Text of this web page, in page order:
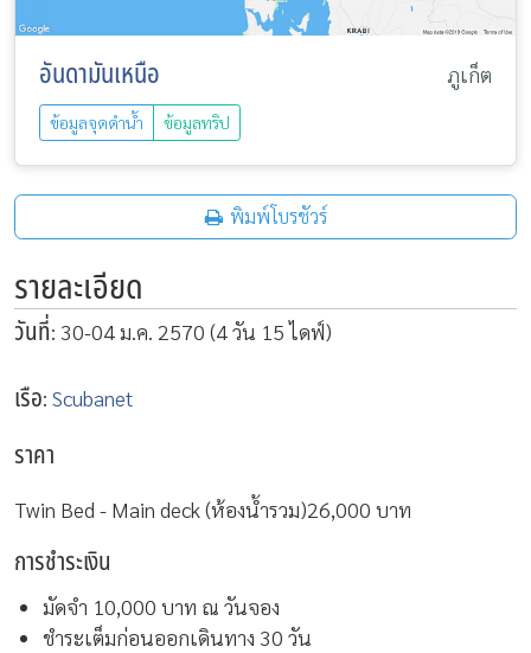
ภูเก็ต
อันดามันเหนือ
ข้อมูลจุดดำน้ำ ข้อมูลทริป
พิมพ์โบรชัวร์
รายละเอียด
วันที่: 30-04 ม.ค. 2570 (4 วัน 15 ไดฟ์)
เรือ: Scubanet
ราคา
Twin Bed - Main deck (ห้องน้ำรวม)26,000 บาท
การชำระเงิน
มัดจำ 10,000 บาท ณ วันจอง
ชำระเต็มก่อนออกเดินทาง 30 วัน